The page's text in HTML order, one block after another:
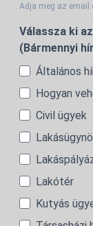
Adja meg az email
Válassza ki
(Bármennyi
Általános
Hogyan
Civil ügyek
Lakótér
Kutyás